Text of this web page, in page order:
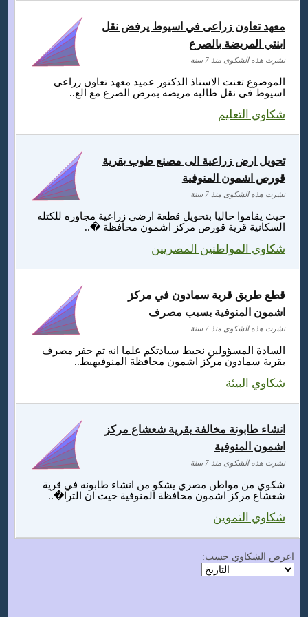
الموضوع تعنت الاستاذ الدكتور عميد معهد تعاون زراعى
اسيوط فى نقل طالبه مريضه بمرض الصرع مع الع..
شكاوي التعليم
معهد تعاون زراعى في اسيوط يرفض نقل
ابنتي المريضة بالصرع
نشرت هذه الشكوى منذ 7 سنة
حيث يقاموا حاليا بتحويل قطعة ارضي زراعية مجاوره للكتله
السكانية قرية قورص مركز اشمون محافظة �..
شكاوي المواطنين المصريين
تحويل ارض زراعية الى مصنع طوب بقرية
قورص اشمون المنوفية
نشرت هذه الشكوى منذ 7 سنة
السادة المسؤولين نحيط سيادتكم علما انه تم حفر مصرف
بقرية سمادون مركز اشمون محافظة المنوفيهبط..
شكاوي البيئة
قطع طريق قرية سمادون في مركز
اشمون المنوفية بسبب مصرف
نشرت هذه الشكوى منذ 7 سنة
شكوي من مواطن مصري يشكو من انشاء طابونه في قرية
شعشاع مركز اشمون محافظة المنوفية حيث ان الترا�..
شكاوي التموين
انشاء طابونة مخالفة بقرية شعشاع مركز
اشمون المنوفية
نشرت هذه الشكوى منذ 7 سنة
اعرض الشكاوي حسب: